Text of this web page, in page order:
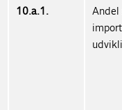
10.a.1.
Andel